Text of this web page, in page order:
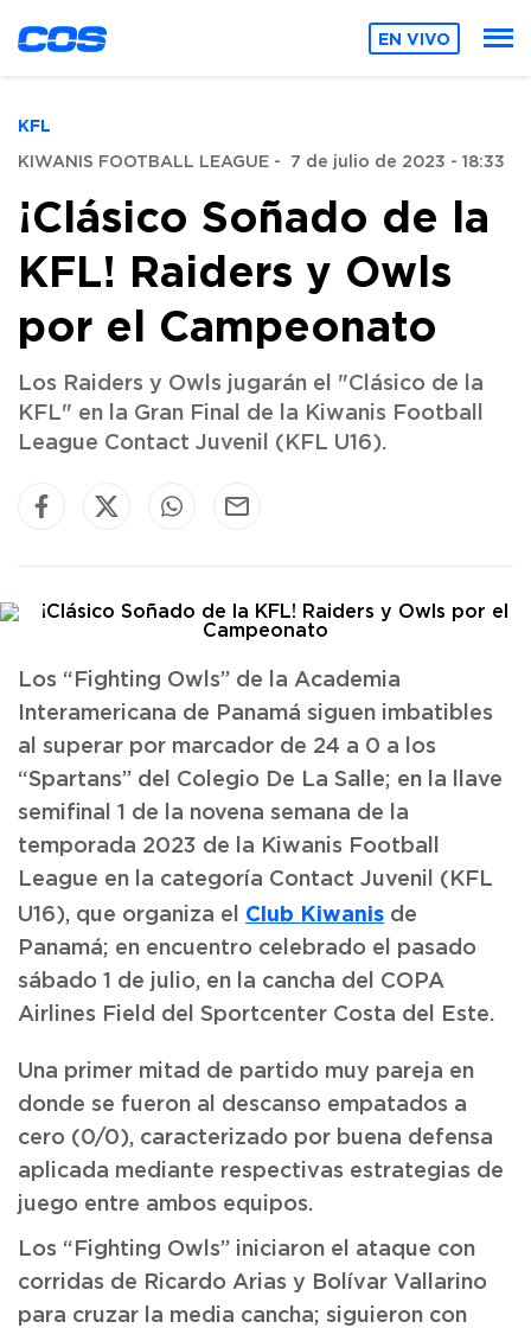
EN VIVO
KFL
KIWANIS FOOTBALL LEAGUE - 7 de julio de 2023 - 18:33
¡Clásico Soñado de la
KFL! Raiders y Owls
por el Campeonato
Los Raiders y Owls jugarán el "Clásico de la
KFL" en la Gran Final de la Kiwanis Football
League Contact Juvenil (KFL U16).
Los “Fighting Owls” de la Academia
Interamericana de Panamá siguen imbatibles
al superar por marcador de 24 a 0 a los
“Spartans” del Colegio De La Salle; en la llave
semifinal 1 de la novena semana de la
temporada 2023 de la Kiwanis Football
League en la categoría Contact Juvenil (KFL
U16), que organiza el Club Kiwanis de
Panamá; en encuentro celebrado el pasado
sábado 1 de julio, en la cancha del COPA
Airlines Field del Sportcenter Costa del Este.
Una primer mitad de partido muy pareja en
donde se fueron al descanso empatados a
cero (0/0), caracterizado por buena defensa
aplicada mediante respectivas estrategias de
juego entre ambos equipos.
Los “Fighting Owls” iniciaron el ataque con
corridas de Ricardo Arias y Bolívar Vallarino
para cruzar la media cancha; siguieron con